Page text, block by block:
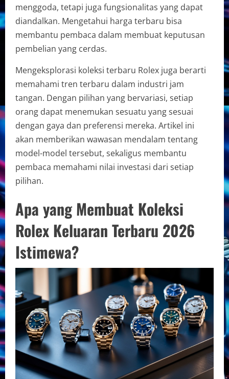
menggoda, tetapi juga fungsionalitas yang dapat
diandalkan. Mengetahui harga terbaru bisa
membantu pembaca dalam membuat keputusan
pembelian yang cerdas.
Mengeksplorasi koleksi terbaru Rolex juga berarti
memahami tren terbaru dalam industri jam
tangan. Dengan pilihan yang bervariasi, setiap
orang dapat menemukan sesuatu yang sesuai
dengan gaya dan preferensi mereka. Artikel ini
akan memberikan wawasan mendalam tentang
model-model tersebut, sekaligus membantu
pembaca memahami nilai investasi dari setiap
pilihan.
Apa yang Membuat Koleksi
Rolex Keluaran Terbaru 2026
Istimewa?